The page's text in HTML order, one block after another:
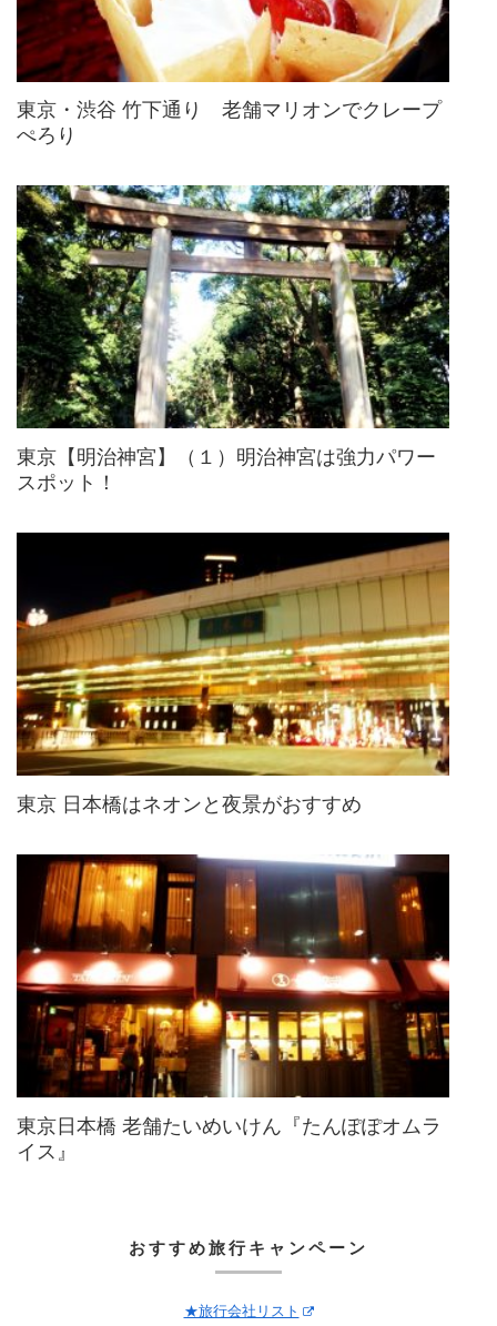
東京・渋谷 竹下通り 老舗マリオンでクレープ
ぺろり
東京【明治神宮】（１）明治神宮は強力パワー
スポット！
東京 日本橋はネオンと夜景がおすすめ
東京日本橋 老舗たいめいけん『たんぽぽオムラ
イス』
おすすめ旅行キャンペーン
★旅行会社リスト